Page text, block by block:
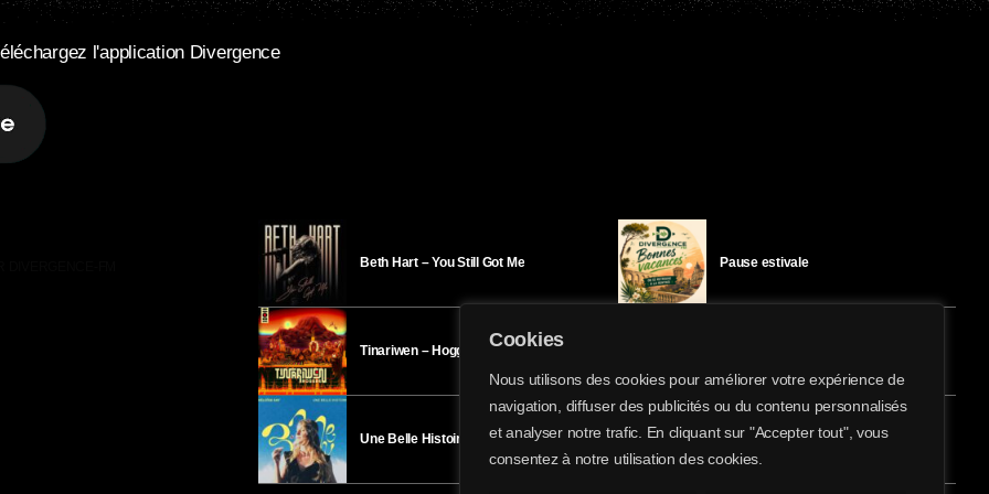
Cookies
Nous utilisons des cookies pour améliorer votre expérience de
navigation, diffuser des publicités ou du contenu personnalisés
et analyser notre trafic. En cliquant sur "Accepter tout", vous
consentez à notre utilisation des cookies.
share
email
l'application Divergence
Beth Hart – You Still Got Me
Tinariwen – Hoggar
Une Belle Histoire – Héloïse Bay
Pause estivale
Ici l’Ombre – mardi 28 juillet